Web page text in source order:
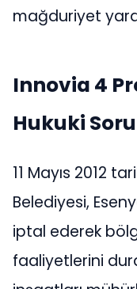
mağduriyet
Innovia 4
Hukuki
11 Mayıs 2012
Belediyesi,
iptal ederek
faaliyetlerini